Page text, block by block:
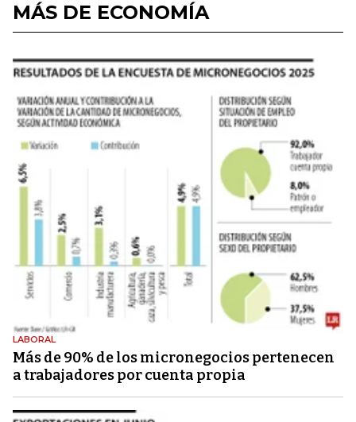
MÁS DE ECONOMÍA
LABORAL
Más de 90% de los micronegocios pertenecen
a trabajadores por cuenta propia